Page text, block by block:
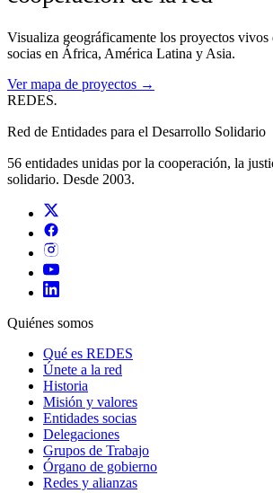
Visualiza geográficamente los proyectos vivos
socias en África, América Latina y Asia.
Ver mapa de proyectos →
REDES.
Red de Entidades para el Desarrollo Solidario
56 entidades unidas por la cooperación, la
solidario. Desde 2003.
Quiénes somos
Qué es REDES
Únete a la red
Historia
Misión y valores
Entidades socias
Delegaciones
Grupos de Trabajo
Órgano de gobierno
Redes y alianzas